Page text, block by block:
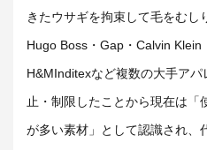
きたウサギを拘束して毛をむし
Hugo Boss・Gap・Calvin Klein
H&MInditexなど複数の大手ア
止・制限したことから現在は「
が多い素材」として認識され、